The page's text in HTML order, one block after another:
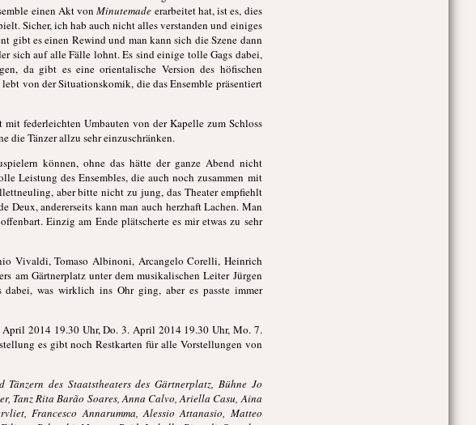
einen Akt vonMinutemade erarbeitet hat, ist es, dies
Sicher, ich hab auch nicht alles verstanden und einiges
gibt es einen Rewind und man kann sich die Szene dann
sich auf alle Fälle lohnt. Es sind einige tolle Gags dabei,
da gibt es eine orientalische Version des höfischen
von der Situationskomik, die das Ensemble präsentiert
federleichten Umbauten von der Kapelle zum Schloss
die Tänzer allzu sehr einzuschränken.
können, ohne das hätte der ganze Abend nicht
Leistung des Ensembles, die auch noch zusammen mit
aber bitte nicht zu jung, das Theater empfiehlt
Deux, andererseits kann man auch herzhaft Lachen. Man
Einzig am Ende plätscherte es mir etwas zu sehr
Vivaldi, Tomaso Albinoni, Arcangelo Corelli, Heinrich
am Gärtnerplatz unter dem musikalischen Leiter Jürgen
was wirklich ins Ohr ging, aber es passte immer
2014 19.30 Uhr, Do. 3. April 2014 19.30 Uhr, Mo. 7.
es gibt noch Restkarten für alle Vorstellungen von
des Staatstheaters des Gärtnerplatz, Bühne Jo
Tanz Rita Barão Soares, Anna Calvo, Ariella Casu, Aina
Francesco Annarumma, Alessio Attanasio, Matteo